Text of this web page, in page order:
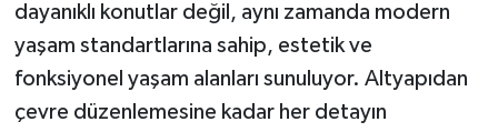
dayanıklı konutlar değil, aynı zamanda modern
yaşam standartlarına sahip, estetik ve
fonksiyonel yaşam alanları sunuluyor. Altyapıdan
çevre düzenlemesine kadar her detayın